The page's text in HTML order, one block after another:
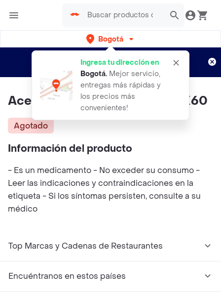
Bogotá
Ingresa tu dirección en
Bogotá. Mejor servicio,
entregas más rápidas y
los precios más
convenientes!
envíos gratis por semanas
Aplican TyC
Aceite De Hígado De Bacaloa X60
Agotado
Información del producto
- Es un medicamento - No exceder su consumo -
Leer las indicaciones y contraindicaciones en la
etiqueta - Si los síntomas persisten, consulte a su
médico
Top Marcas y Cadenas de Restaurantes
Encuéntranos en estos países